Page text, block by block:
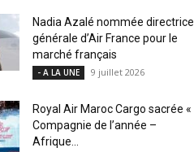
Nadia Azalé nommée directrice
générale d’Air France pour le
marché français
- A LA UNE 9 juillet 2026
Royal Air Maroc Cargo sacrée «
Compagnie de l’année –
Afrique...